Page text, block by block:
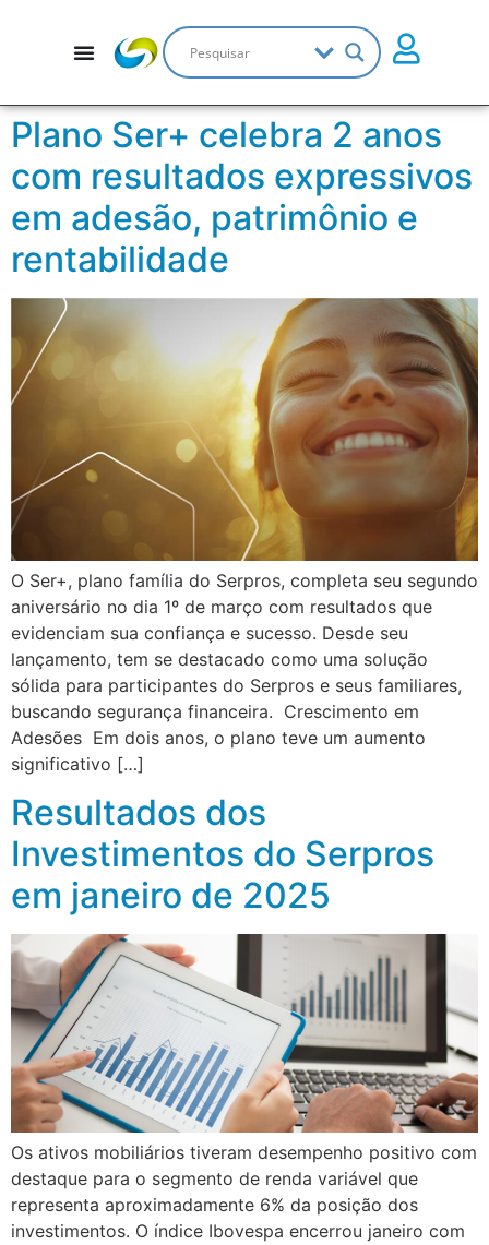
Plano Ser+ celebra 2 anos
com resultados expressivos
em adesão, patrimônio e
rentabilidade
O Ser+, plano família do Serpros, completa seu segundo
aniversário no dia 1º de março com resultados que
evidenciam sua confiança e sucesso. Desde seu
lançamento, tem se destacado como uma solução
sólida para participantes do Serpros e seus familiares,
buscando segurança financeira. Crescimento em
Adesões Em dois anos, o plano teve um aumento
significativo […]
Resultados dos
Investimentos do Serpros
em janeiro de 2025
Os ativos mobiliários tiveram desempenho positivo com
destaque para o segmento de renda variável que
representa aproximadamente 6% da posição dos
investimentos. O índice Ibovespa encerrou janeiro com